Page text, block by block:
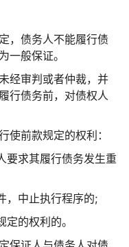
，债务人不能履行债
一般保证。
经审判或者仲裁，并
行债务前，对债权人
使前款规定的权利：
要求其履行债务发生重
，中止执行程序的;
的权利的。